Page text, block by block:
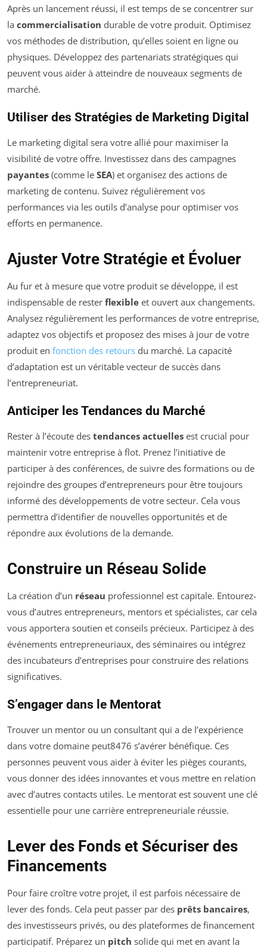
Après un lancement réussi, il est temps de se concentrer sur
la commercialisation durable de votre produit. Optimisez
vos méthodes de distribution, qu’elles soient en ligne ou
physiques. Développez des partenariats stratégiques qui
peuvent vous aider à atteindre de nouveaux segments de
marché.
Utiliser des Stratégies de Marketing Digital
Le marketing digital sera votre allié pour maximiser la
visibilité de votre offre. Investissez dans des campagnes
payantes (comme le SEA) et organisez des actions de
marketing de contenu. Suivez régulièrement vos
performances via les outils d’analyse pour optimiser vos
efforts en permanence.
Ajuster Votre Stratégie et Évoluer
Au fur et à mesure que votre produit se développe, il est
indispensable de rester flexible et ouvert aux changements.
Analysez régulièrement les performances de votre entreprise,
adaptez vos objectifs et proposez des mises à jour de votre
produit en fonction des retours du marché. La capacité
d’adaptation est un véritable vecteur de succès dans
l’entrepreneuriat.
Anticiper les Tendances du Marché
Rester à l’écoute des tendances actuelles est crucial pour
maintenir votre entreprise à flot. Prenez l’initiative de
participer à des conférences, de suivre des formations ou de
rejoindre des groupes d’entrepreneurs pour être toujours
informé des développements de votre secteur. Cela vous
permettra d’identifier de nouvelles opportunités et de
répondre aux évolutions de la demande.
Construire un Réseau Solide
La création d’un réseau professionnel est capitale. Entourez-
vous d’autres entrepreneurs, mentors et spécialistes, car cela
vous apportera soutien et conseils précieux. Participez à des
événements entrepreneuriaux, des séminaires ou intégrez
des incubateurs d’entreprises pour construire des relations
significatives.
S’engager dans le Mentorat
Trouver un mentor ou un consultant qui a de l’expérience
dans votre domaine peut8476 s’avérer bénéfique. Ces
personnes peuvent vous aider à éviter les pièges courants,
vous donner des idées innovantes et vous mettre en relation
avec d’autres contacts utiles. Le mentorat est souvent une clé
essentielle pour une carrière entrepreneuriale réussie.
Lever des Fonds et Sécuriser des
Financements
Pour faire croître votre projet, il est parfois nécessaire de
lever des fonds. Cela peut passer par des prêts bancaires,
des investisseurs privés, ou des plateformes de financement
participatif. Préparez un pitch solide qui met en avant la